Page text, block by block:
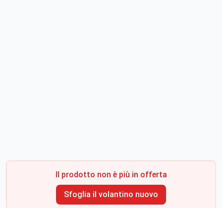
Il prodotto non è più in offerta
Sfoglia il volantino nuovo